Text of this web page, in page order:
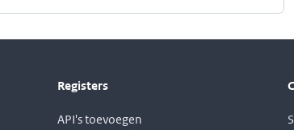
Registers
API's toevoegen